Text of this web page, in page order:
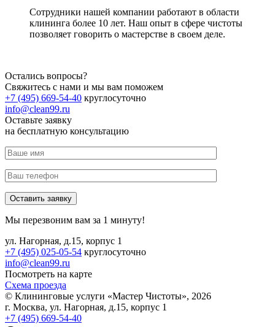
Сотрудники нашей компании работают в области
клининга более 10 лет. Наш опыт в сфере чистоты
позволяет говорить о мастерстве в своем деле.
Остались вопросы?
Свяжитесь с нами и мы вам поможем
+7 (495) 669-54-40 круглосуточно
info@clean99.ru
Оставьте заявку
на бесплатную консультацию
Мы перезвоним вам за 1 минуту!
ул. Нагорная, д.15, корпус 1
+7 (495) 025-05-54 круглосуточно
info@clean99.ru
Посмотреть на карте
Схема проезда
© Клининговые услуги «Мастер Чистоты», 2026
г. Москва, ул. Нагорная, д.15, корпус 1
+7 (495) 669-54-40